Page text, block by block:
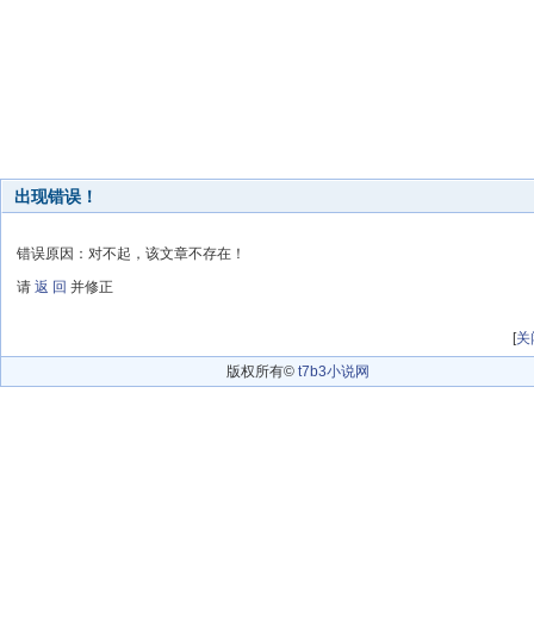
出现错误！
错误原因：对不起，该文章不存在！
请 返 回 并修正
[关
版权所有© t7b3小说网